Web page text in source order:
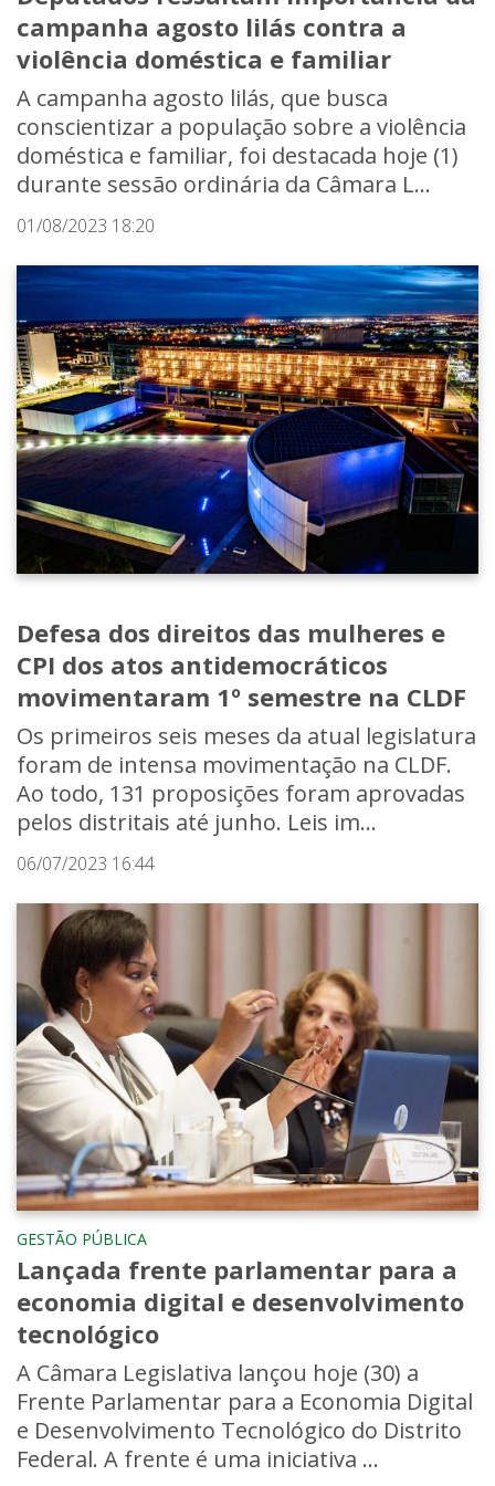
campanha agosto lilás contra a
violência doméstica e familiar
A campanha agosto lilás, que busca
conscientizar a população sobre a violência
doméstica e familiar, foi destacada hoje (1)
durante sessão ordinária da Câmara L...
01/08/2023 18:20
Defesa dos direitos das mulheres e
CPI dos atos antidemocráticos
movimentaram 1º semestre na CLDF
Os primeiros seis meses da atual legislatura
foram de intensa movimentação na CLDF.
Ao todo, 131 proposições foram aprovadas
pelos distritais até junho. Leis im...
06/07/2023 16:44
GESTÃO PÚBLICA
Lançada frente parlamentar para a
economia digital e desenvolvimento
tecnológico
A Câmara Legislativa lançou hoje (30) a
Frente Parlamentar para a Economia Digital
e Desenvolvimento Tecnológico do Distrito
Federal. A frente é uma iniciativa ...